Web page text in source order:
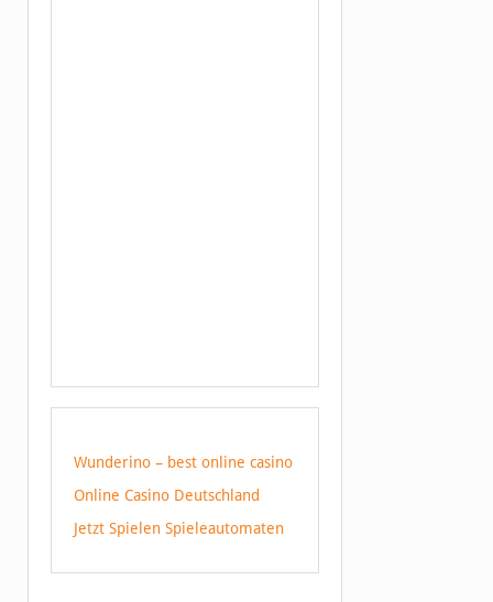
Wunderino – best online casino
Online Casino Deutschland
Jetzt Spielen Spieleautomaten